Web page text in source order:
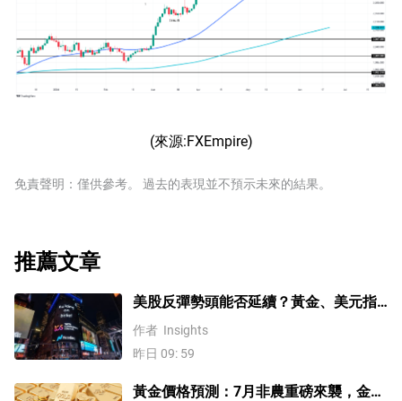
(來源:FXEmpire)
免責聲明：僅供參考。 過去的表現並不預示未來的結果。
推薦文章
美股反彈勢頭能否延續？黃金、美元指
數、費半指數、納指100技術分析
作者 Insights
昨日 09: 59
黃金價格預測：7月非農重磅來襲，金價